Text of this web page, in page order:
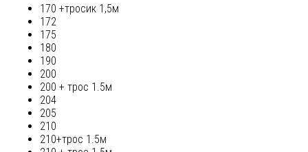
170 +тросик 1,5м
172
175
180
190
200
200 + трос 1.5м
204
205
210
210+трос 1.5м